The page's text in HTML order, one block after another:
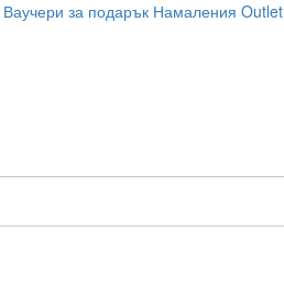
Ваучери за подарък Намаления Outlet